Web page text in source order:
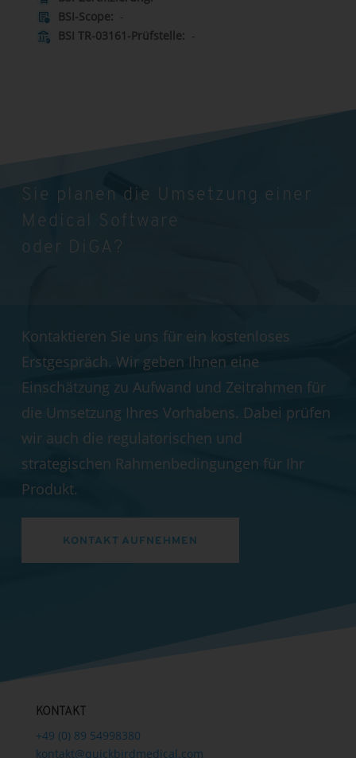
other_admission BSI-Scope: -
assured_workload BSI TR-03161-Prüfstelle: -
Sie planen die Umsetzung einer
Medical Software
oder DiGA?
Kontaktieren Sie uns für ein kostenloses
Erstgespräch. Wir geben Ihnen eine
Einschätzung zu Aufwand und Zeitrahmen für
die Umsetzung Ihres Vorhabens. Dabei prüfen
wir auch die regulatorischen und
strategischen Rahmenbedingungen für Ihr
Produkt.
KONTAKT AUFNEHMEN
KONTAKT
+49 (0) 89 54998380
kontakt@quickbirdmedical.com